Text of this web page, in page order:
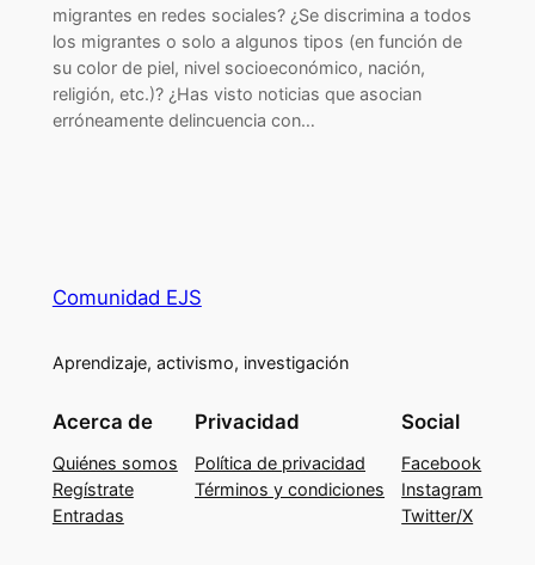
migrantes en redes sociales? ¿Se discrimina a todos
los migrantes o solo a algunos tipos (en función de
su color de piel, nivel socioeconómico, nación,
religión, etc.)? ¿Has visto noticias que asocian
erróneamente delincuencia con…
Comunidad EJS
Aprendizaje, activismo, investigación
Acerca de
Quiénes somos
Regístrate
Entradas
Privacidad
Política de privacidad
Términos y condiciones
Social
Facebook
Instagram
Twitter/X